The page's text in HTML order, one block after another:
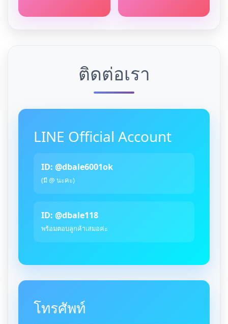
ติดต่อเรา
LINE Official Account
ID: @dbale6001ok
(มี @ นะคะ)
ID: @dbale118
พร้อมตอบลูกค้าเสมอค่ะ
โทรศัพท์